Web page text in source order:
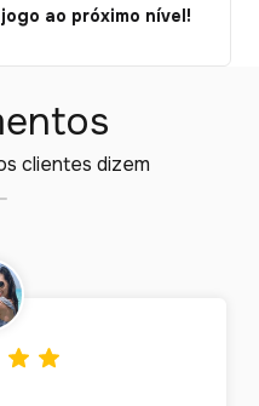
ao próximo nível!
clientes dizem